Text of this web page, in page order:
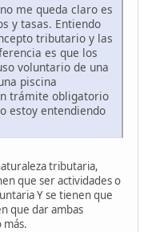
me queda claro es
y tasas. Entiendo
tributario y las
es que los
voluntario de una
piscina
trámite obligatorio
estoy entendiendo
tributaria,
que ser actividades o
Y se tienen que
que dar ambas
más.